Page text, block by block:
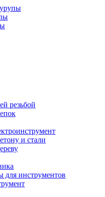
резьбой
и стали
для инструментов